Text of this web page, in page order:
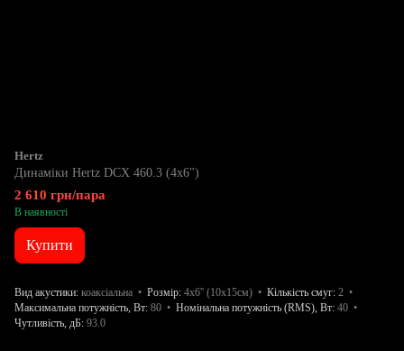
Hertz
Динаміки Hertz DCX 460.3 (4х6")
2 610 грн/пара
В наявності
Купити
Вид акустики коаксіальна Розмір 4x6'' (10х15см) Кількість смуг 2
Максимальна потужність, Вт 80 Номінальна потужність (RMS), Вт 40
Чутливість, дБ 93.0